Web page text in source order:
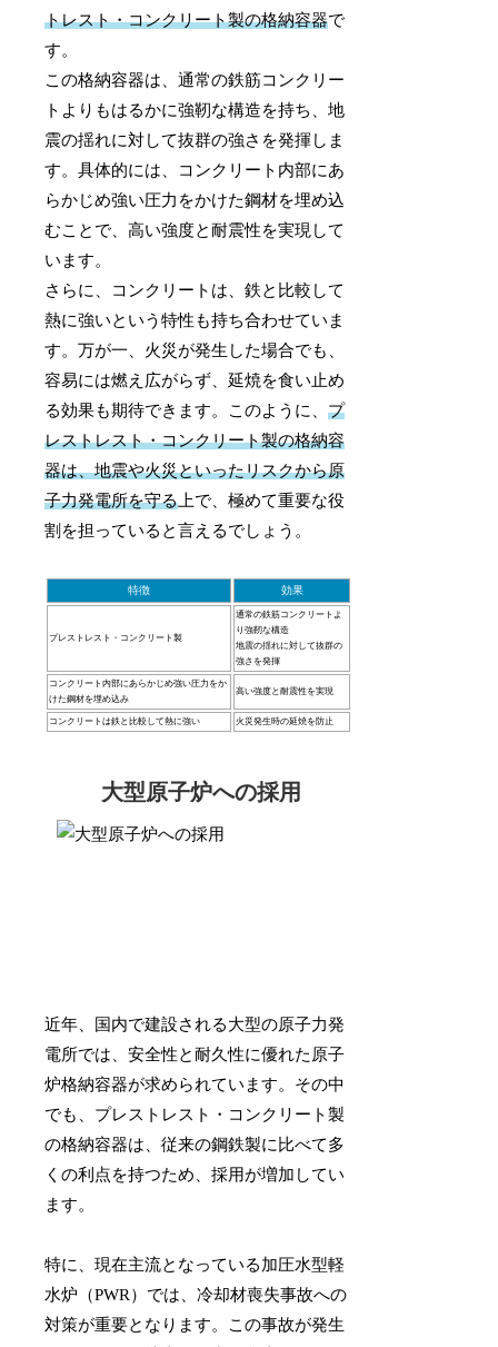
トレスト・コンクリート製の格納容器で
す。
この格納容器は、通常の鉄筋コンクリー
トよりもはるかに強靭な構造を持ち、地
震の揺れに対して抜群の強さを発揮しま
す。具体的には、コンクリート内部にあ
らかじめ強い圧力をかけた鋼材を埋め込
むことで、高い強度と耐震性を実現して
います。
さらに、コンクリートは、鉄と比較して
熱に強いという特性も持ち合わせていま
す。万が一、火災が発生した場合でも、
容易には燃え広がらず、延焼を食い止め
る効果も期待できます。このように、プ
レストレスト・コンクリート製の格納容
器は、地震や火災といったリスクから原
子力発電所を守る 上で、極めて重要な役
割を担っていると言えるでしょう。
特徴 効果
プレストレスト・コンクリート製
通常の鉄筋コンクリートよ
り強靭な構造
地震の揺れに対して抜群の
強さを発揮
コンクリート内部にあらかじめ強い圧力をか
けた鋼材を埋め込み
高い強度と耐震性を実現
コンクリートは鉄と比較して熱に強い 火災発生時の延焼を防止
大型原子炉への採用
近年、国内で建設される大型の原子力発
電所では、安全性と耐久性に優れた原子
炉格納容器が求められています。その中
でも、プレストレスト・コンクリート製
の格納容器は、従来の鋼鉄製に比べて多
くの利点を持つため、採用が増加してい
ます。
特に、現在主流となっている加圧水型軽
水炉（PWR）では、冷却材喪失事故への
対策が重要となります。この事故が発生